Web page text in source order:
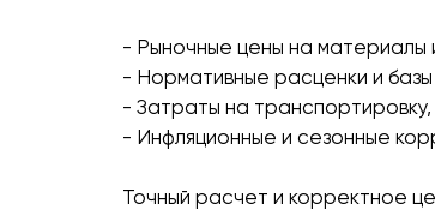
- Рыночные цены на материалы
- Нормативные расценки и
- Затраты на
- Инфляционные и сезонные
Точный расчет и корректное